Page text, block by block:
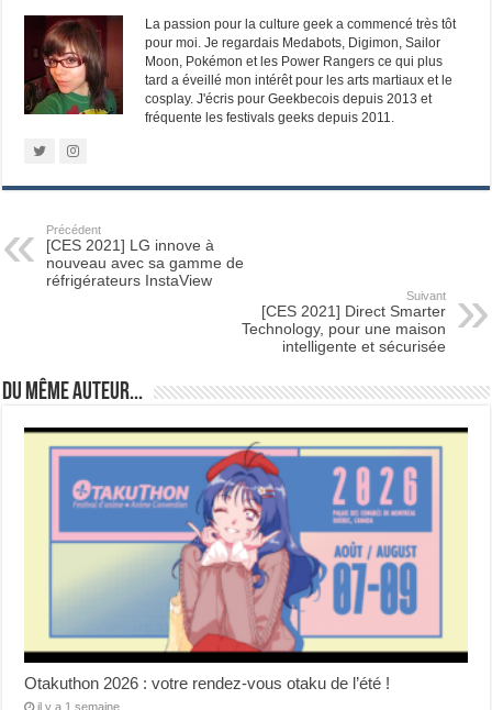
La passion pour la culture geek a commencé très tôt
pour moi. Je regardais Medabots, Digimon, Sailor
Moon, Pokémon et les Power Rangers ce qui plus
tard a éveillé mon intérêt pour les arts martiaux et le
cosplay. J'écris pour Geekbecois depuis 2013 et
fréquente les festivals geeks depuis 2011.
Précédent
[CES 2021] LG innove à
nouveau avec sa gamme de
réfrigérateurs InstaView
Suivant
[CES 2021] Direct Smarter
Technology, pour une maison
intelligente et sécurisée
Du même auteur...
Otakuthon 2026 : votre rendez-vous otaku de l’été !
il y a 1 semaine